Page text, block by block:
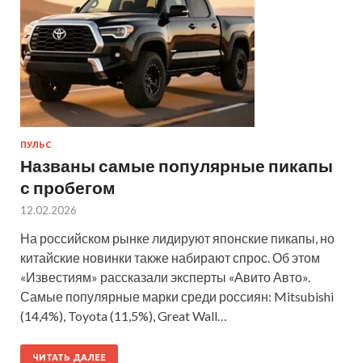
ПУЛЬС
Названы самые популярные пикапы
с пробегом
12.02.2026
На российском рынке лидируют японские пикапы, но
китайские новинки также набирают спрос. Об этом
«Известиям» рассказали эксперты «Авито Авто».
Самые популярные марки среди россиян: Mitsubishi
(14,4%), Toyota (11,5%), Great Wall…
ЧИТАТЬ ДАЛЕЕ